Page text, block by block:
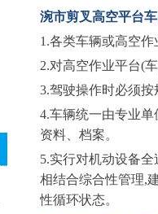
涴市剪叉高空平台车
1.各类车辆或高空
2.对高空作业平台(
3.驾驶操作时必须按
4.车辆统一由专业
资料、档案。
5.实行对机动设备
相结合综合性管理,
性循环状态。